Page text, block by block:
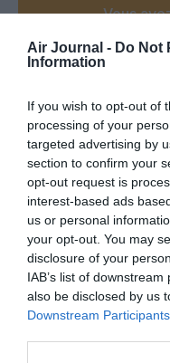
Air Journal - Do Not
Information
If you wish to opt-out of
processing of your
targeted advertising by
section to confirm your
opt-out request is
interest-based ads
us or personal
your opt-out. You may
disclosure of your
IAB’s list of
also be disclosed by us
Downstream Participants
Vous
FacebookTwitter